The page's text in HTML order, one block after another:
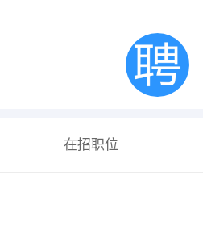
在招职位